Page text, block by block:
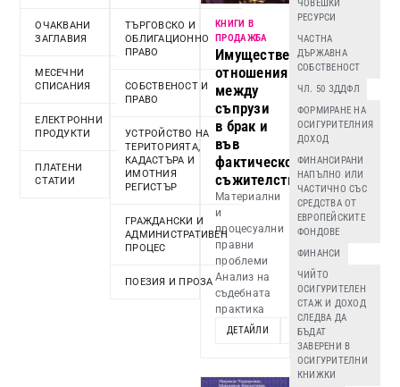
ОЧАКВАНИ
ЗАГЛАВИЯ
МЕСЕЧНИ
СПИСАНИЯ
ЕЛЕКТРОННИ
ПРОДУКТИ
ПЛАТЕНИ
СТАТИИ
ТЪРГОВСКО И
ОБЛИГАЦИОННО
ПРАВО
СОБСТВЕНОСТ И
ПРАВО
УСТРОЙСТВО НА
ТЕРИТОРИЯТА,
КАДАСТЪРА И
ИМОТНИЯ
РЕГИСТЪР
ГРАЖДАНСКИ И
АДМИНИСТРАТИВЕН
ПРОЦЕС
ПОЕЗИЯ И ПРОЗА
КНИГИ В
ПРОДАЖБА
Имуществени
отношения
между
съпрузи
в брак и
във
фактическо
съжителство
Материални
и
процесуални
правни
проблеми
Анализ на
съдебната
практика
ДЕТАЙЛИ ДОБАВИ
ЧОВЕШКИ
РЕСУРСИ
ЧАСТНА
ДЪРЖАВНА
СОБСТВЕНОСТ
ЧЛ. 50 ЗДДФЛ
ФОРМИРАНЕ НА
ОСИГУРИТЕЛНИЯ
ДОХОД
ФИНАНСИРАНИ
НАПЪЛНО ИЛИ
ЧАСТИЧНО СЪС
СРЕДСТВА ОТ
ЕВРОПЕЙСКИТЕ
ФОНДОВЕ
ФИНАНСИ
ЧИЙТО
ОСИГУРИТЕЛЕН
СТАЖ И ДОХОД
СЛЕДВА ДА
БЪДАТ
ЗАВЕРЕНИ В
ОСИГУРИТЕЛНИ
КНИЖКИ